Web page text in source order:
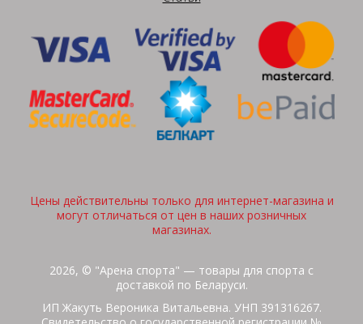
Цены действительны только для интернет-магазина и
могут отличаться от цен в наших розничных
магазинах.
2026, © "Арена спорта" — товары для спорта с
доставкой по Беларуси.
ИП Жакуть Вероника Витальевна. УНП 391316267.